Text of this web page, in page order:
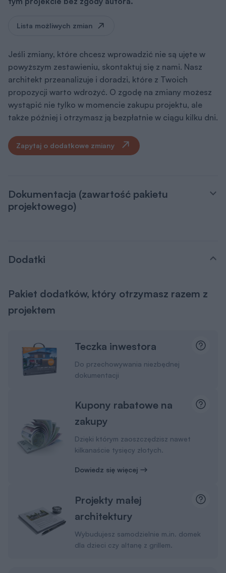
Lista możliwych zmian
Jeśli zmiany, które chcesz wprowadzić nie są ujęte w
powyższym zestawieniu, skontaktuj się z nami. Nasz
architekt przeanalizuje i doradzi, które z Twoich
propozycji warto wdrożyć. O zgodę na zmiany możesz
wystąpić nie tylko w momencie zakupu projektu, ale
także później i otrzymasz ją bezpłatnie w ciągu kilku dni.
Zapytaj o dodatkowe zmiany
Dokumentacja (zawartość pakietu
projektowego)
Dodatki
Pakiet dodatków, który otrzymasz razem z
projektem
Teczka inwestora
Do przechowywania niezbędnej
dokumentacji
Kupony rabatowe na
zakupy
Dzięki którym zaoszczędzisz nawet
kilkanaście tysięcy złotych.
Dowiedz się więcej
Projekty małej
architektury
Wybudujesz samodzielnie m.in. domek
dla dzieci czy altanę z grillem.